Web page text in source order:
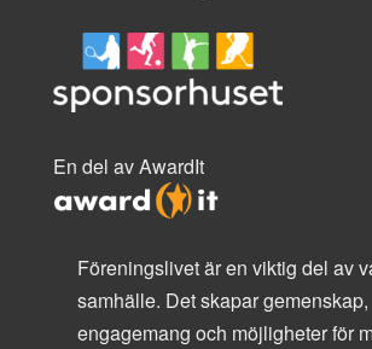
En del av AwardIt
Föreningslivet är en viktig del av
samhälle. Det skapar gemenskap,
engagemang och möjligheter för